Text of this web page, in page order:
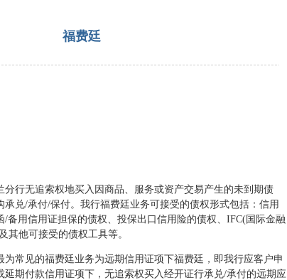
福费廷
分行无追索权地买入因商品、服务或资产交易产生的未到期债
兑/承付/保付。我行福费廷业务可接受的债权形式包括：信用
/备用信用证担保的债权、投保出口信用险的债权、IFC(国际金融
其他可接受的债权工具等。
为常见的福费廷业务为远期信用证项下福费廷，即我行应客户申
延期付款信用证项下，无追索权买入经开证行承兑/承付的远期应